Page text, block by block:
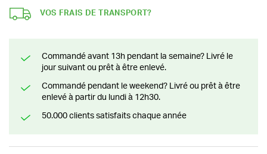
VOS FRAIS DE TRANSPORT?
Commandé avant 13h pendant la semaine? Livré le
jour suivant ou prêt à être enlevé.
Commandé pendant le weekend? Livré ou prêt à être
enlevé à partir du lundi à 12h30.
50.000 clients satisfaits chaque année